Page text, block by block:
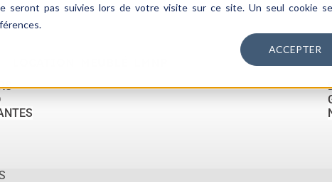
seront pas suivies lors de votre visite sur ce site. Un seul cookie
ACCEPTER